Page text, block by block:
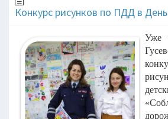
Конкурс рисунков по ПДД в
Уже